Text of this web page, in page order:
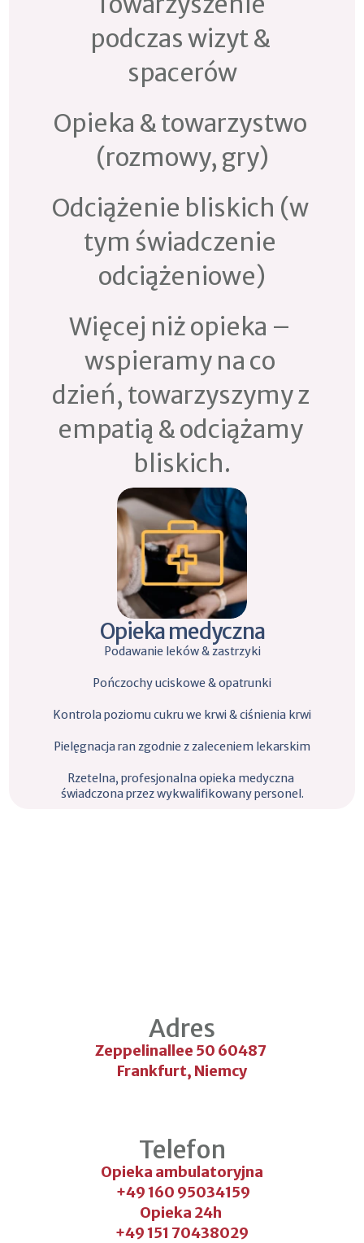
podczas wizyt &
spacerów
Opieka & towarzystwo
(rozmowy, gry)
Odciążenie bliskich (w
tym świadczenie
odciążeniowe)
Więcej niż opieka –
wspieramy na co
dzień, towarzyszymy z
empatią & odciążamy
bliskich.
Opieka medyczna
Podawanie leków & zastrzyki
Pończochy uciskowe & opatrunki
Kontrola poziomu cukru we krwi & ciśnienia krwi
Pielęgnacja ran zgodnie z zaleceniem lekarskim
Rzetelna, profesjonalna opieka medyczna
świadczona przez wykwalifikowany personel.
Adres
Zeppelinallee 50 60487
Frankfurt, Niemcy
Telefon
Opieka ambulatoryjna
+49 160 95034159
Opieka 24h
+49 151 70438029